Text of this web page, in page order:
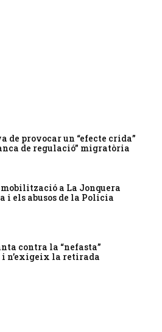
de provocar un “efecte crida”
de regulació” migratòria
mobilització a La Jonquera
i els abusos de la Policia
contra la “nefasta”
i n’exigeix la retirada